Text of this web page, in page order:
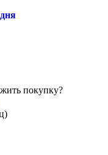
покупку?